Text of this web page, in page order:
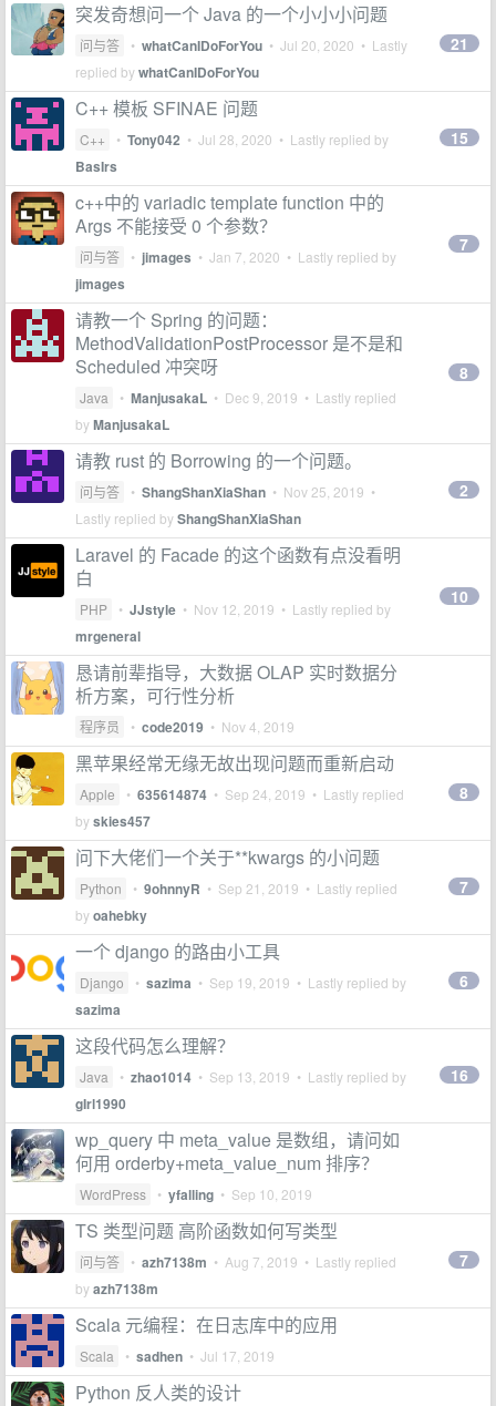
突发奇想问一个 Java 的一个小小小问题
问与答 • whatCanIDoForYou • Jul 20, 2020 • Lastly
replied bywhatCanIDoForYou
21
C++ 模板 SFINAE 问题
C++ • Tony042 • Jul 28, 2020 • Lastly replied by
BasIrs
15
c++中的 variadic template function 中的
Args 不能接受 0 个参数？
问与答 • jimages • Jan 7, 2020 • Lastly replied by
jimages
7
请教一个 Spring 的问题：
MethodValidationPostProcessor 是不是和
Scheduled 冲突呀
Java • ManjusakaL • Dec 9, 2019 • Lastly replied
byManjusakaL
8
请教 rust 的 Borrowing 的一个问题。
问与答 • ShangShanXiaShan • Nov 25, 2019 •
Lastly replied byShangShanXiaShan
2
Laravel 的 Facade 的这个函数有点没看明
白
PHP • JJstyle • Nov 12, 2019 • Lastly replied by
mrgeneral
10
恳请前辈指导，大数据 OLAP 实时数据分
析方案，可行性分析
程序员 • code2019 • Nov 4, 2019
黑苹果经常无缘无故出现问题而重新启动
Apple • 635614874 • Sep 24, 2019 • Lastly replied
byskies457
8
问下大佬们一个关于**kwargs 的小问题
Python • 9ohnnyR • Sep 21, 2019 • Lastly replied
byoahebky
7
一个 django 的路由小工具
Django • sazima • Sep 19, 2019 • Lastly replied by
sazima
6
这段代码怎么理解？
Java • zhao1014 • Sep 13, 2019 • Lastly replied by
gIrl1990
16
wp_query 中 meta_value 是数组，请问如
何用 orderby+meta_value_num 排序？
WordPress • yfalling • Sep 10, 2019
TS 类型问题 高阶函数如何写类型
问与答 • azh7138m • Aug 7, 2019 • Lastly replied
byazh7138m
7
Scala 元编程：在日志库中的应用
Scala • sadhen • Jul 17, 2019
Python 反人类的设计